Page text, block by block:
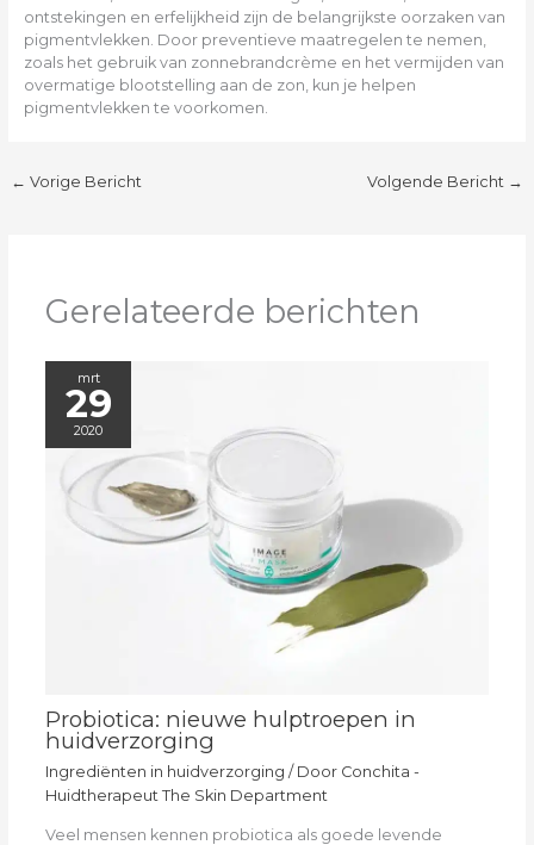
ontstekingen en erfelijkheid zijn de belangrijkste oorzaken van
pigmentvlekken. Door preventieve maatregelen te nemen,
zoals het gebruik van zonnebrandcrème en het vermijden van
overmatige blootstelling aan de zon, kun je helpen
pigmentvlekken te voorkomen.
← Vorige Bericht Volgende Bericht →
Gerelateerde berichten
mrt
29
2020
Probiotica: nieuwe hulptroepen in
huidverzorging
Ingrediënten in huidverzorging / Door Conchita -
Huidtherapeut The Skin Department
Veel mensen kennen probiotica als goede levende